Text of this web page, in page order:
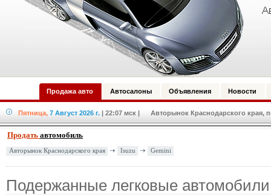
Продажа авто Автосалоны Объявления Новости
Пятница, 7 Август 2026 г. | 22:07 мск | Авторынок Краснодарского края,
Продать автомобиль
Авторынок Краснодарского края Isuzu Gemini
Подержанные легковые